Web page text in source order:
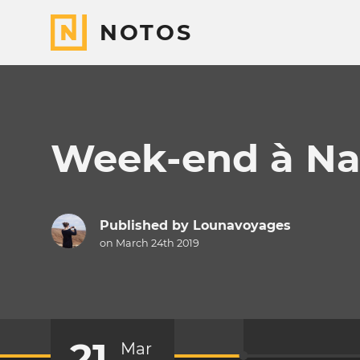
NOTOS
Week-end à
Published by Lounavoyages
on March 24th 2019
Mar